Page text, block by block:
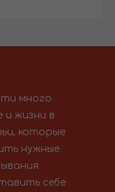
много
и жизни в
которые
нужные
себе